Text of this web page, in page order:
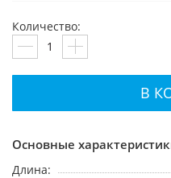
Основные
Длина:
Количество:
В